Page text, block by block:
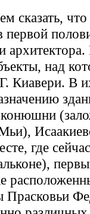
сказать,
первой
над
Киавери. В
где
Прасковьи